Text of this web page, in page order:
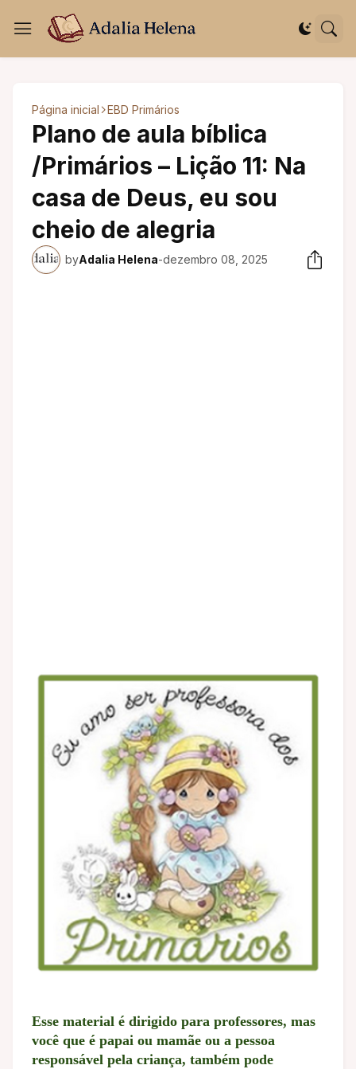
Página inicial EBD Primários
Plano de aula bíblica
/Primários – Lição 11: Na
casa de Deus, eu sou
cheio de alegria
byAdalia Helena-dezembro 08, 2025
Esse material é dirigido para professores, mas
você que é papai ou mamãe ou a pessoa
responsável pela criança, também pode